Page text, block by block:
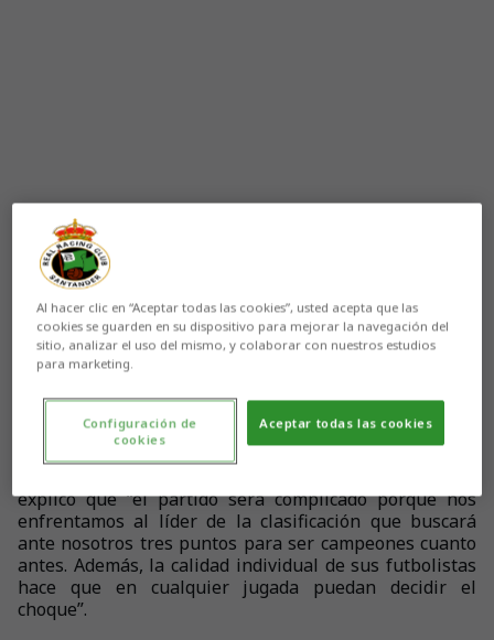
Aún no hay reacciones. ¡Sé el primero!
comparecido esta mañana ante los medios de
comunicación para hablar del encuentro liguero ante
explicó que “el partido será complicado porque nos
enfrentamos al líder de la clasificación que buscará
ante nosotros tres puntos para ser campeones cuanto
antes. Además, la calidad individual de sus futbolistas
hace que en cualquier jugada puedan decidir el
choque”.
Al hacer clic en “Aceptar todas las cookies”, usted acepta que las
cookies se guarden en su dispositivo para mejorar la navegación del
sitio, analizar el uso del mismo, y colaborar con nuestros estudios
para marketing.
Aceptar todas las cookies
Configuración de
cookies